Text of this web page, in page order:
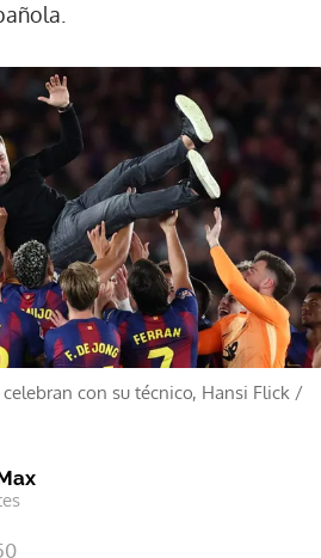
con su técnico, Hansi Flick /